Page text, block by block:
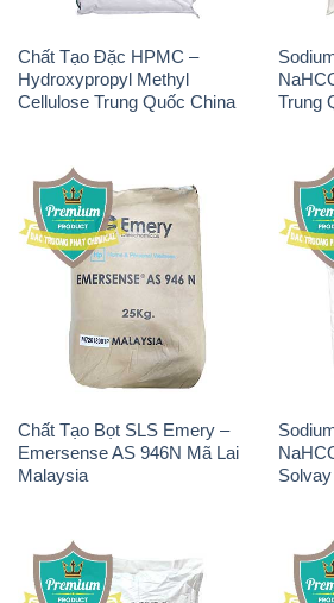
Chất Tạo Bọt SLS Emery –
Emersense AS 946N Mã Lai
Malaysia